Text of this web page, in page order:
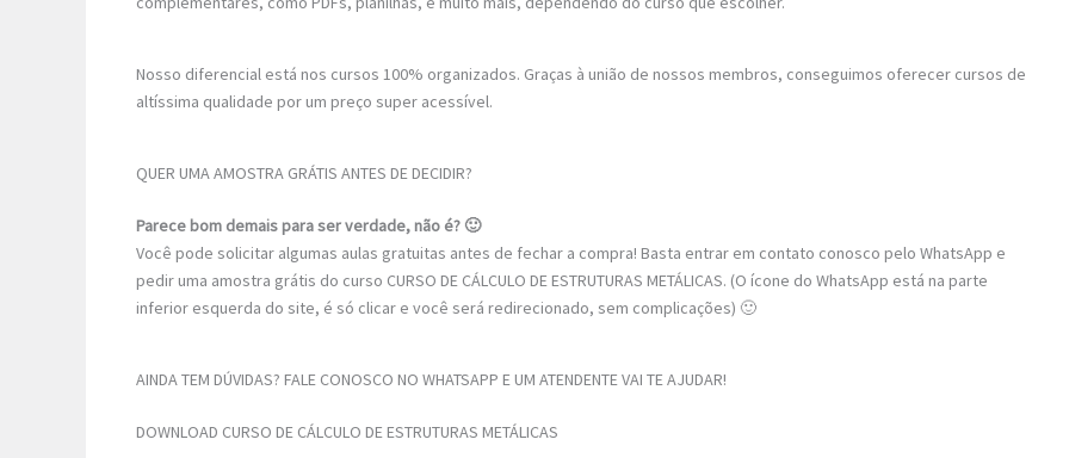
Nosso diferencial está nos cursos 100% organizados. Graças à união de nossos membros, conseguimos oferecer cursos de
altíssima qualidade por um preço super acessível.
QUER UMA AMOSTRA GRÁTIS ANTES DE DECIDIR?
Parece bom demais para ser verdade, não é? 🙂
Você pode solicitar algumas aulas gratuitas antes de fechar a compra! Basta entrar em contato conosco pelo WhatsApp e
pedir uma amostra grátis do curso CURSO DE CÁLCULO DE ESTRUTURAS METÁLICAS. (O ícone do WhatsApp está na parte
inferior esquerda do site, é só clicar e você será redirecionado, sem complicações) 🙂
AINDA TEM DÚVIDAS? FALE CONOSCO NO WHATSAPP E UM ATENDENTE VAI TE AJUDAR!
DOWNLOAD CURSO DE CÁLCULO DE ESTRUTURAS METÁLICAS